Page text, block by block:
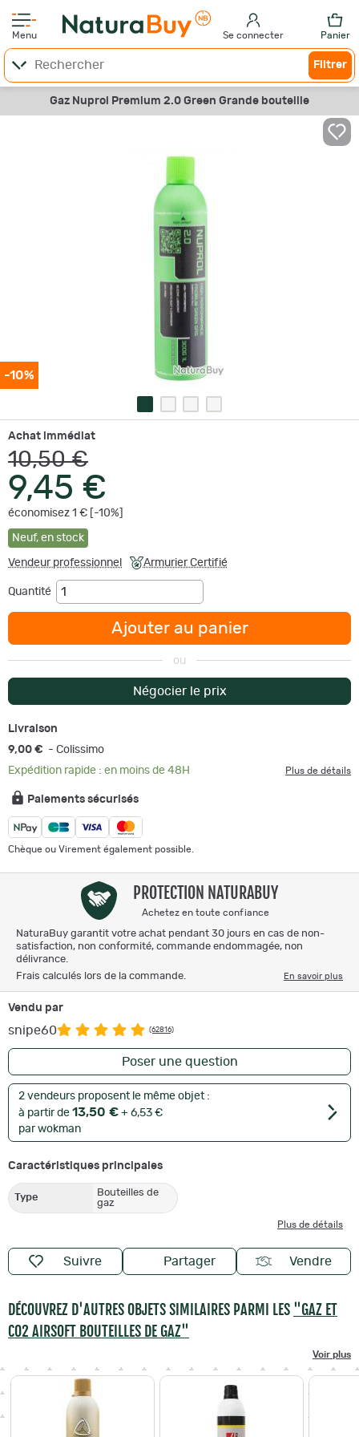
Menu Se connecter Panier
Filtrer
Gaz Nuprol Premium 2.0 Green Grande bouteille
-10%
Achat immédiat
10,50 €
9,45 €
économisez 1 € [-10%]
Neuf, en stock
Vendeur professionnel Armurier Certifié
Quantité
Ajouter au panier
ou
Négocier le prix
Livraison
9,00 € - Colissimo
Expédition rapide : en moins de 48H
Plus de détails
Paiements sécurisés
Chèque ou Virement également possible.
PROTECTION NATURABUY
Achetez en toute confiance
NaturaBuy garantit votre achat pendant 30 jours en cas de non-
satisfaction, non conformité, commande endommagée, non
délivrance.
Frais calculés lors de la commande.
En savoir plus
Vendu par
snipe60 (62816)
Poser une question
2 vendeurs proposent le même objet :
à partir de 13,50 € + 6,53 €
par wokman
Caractéristiques principales
Type
Bouteilles de
gaz
Plus de détails
Suivre Partager Vendre
DÉCOUVREZ D'AUTRES OBJETS SIMILAIRES PARMI LES "GAZ ET
CO2 AIRSOFT BOUTEILLES DE GAZ"
Voir plus